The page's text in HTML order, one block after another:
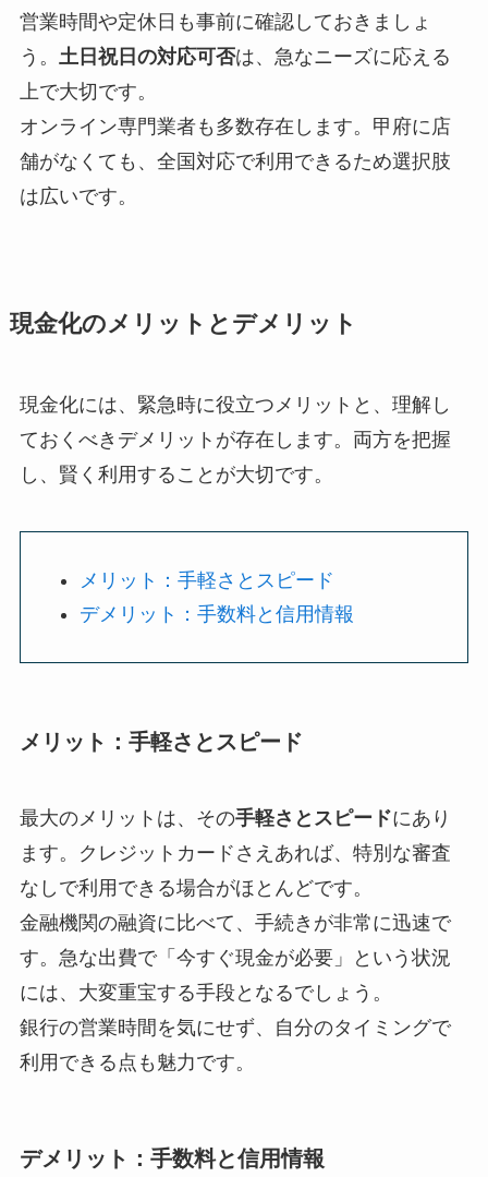
営業時間や定休日も事前に確認しておきましょ
う。 土日祝日の対応可否は、急なニーズに応える
上で大切です。
オンライン専門業者も多数存在します。甲府に店
舗がなくても、全国対応で利用できるため選択肢
は広いです。
現金化のメリットとデメリット
現金化には、緊急時に役立つメリットと、理解し
ておくべきデメリットが存在します。両方を把握
し、賢く利用することが大切です。
メリット：手軽さとスピード
デメリット：手数料と信用情報
メリット：手軽さとスピード
最大のメリットは、その手軽さとスピードにあり
ます。クレジットカードさえあれば、特別な審査
なしで利用できる場合がほとんどです。
金融機関の融資に比べて、手続きが非常に迅速で
す。急な出費で「今すぐ現金が必要」という状況
には、大変重宝する手段となるでしょう。
銀行の営業時間を気にせず、自分のタイミングで
利用できる点も魅力です。
デメリット：手数料と信用情報